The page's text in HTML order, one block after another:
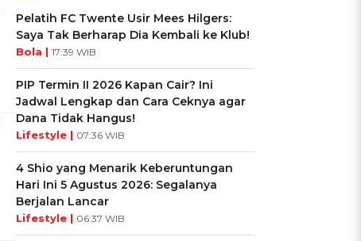
Pelatih FC Twente Usir Mees Hilgers:
Saya Tak Berharap Dia Kembali ke Klub!
Bola | 17:39 WIB
PIP Termin II 2026 Kapan Cair? Ini
Jadwal Lengkap dan Cara Ceknya agar
Dana Tidak Hangus!
Lifestyle | 07:36 WIB
4 Shio yang Menarik Keberuntungan
Hari Ini 5 Agustus 2026: Segalanya
Berjalan Lancar
Lifestyle | 06:37 WIB